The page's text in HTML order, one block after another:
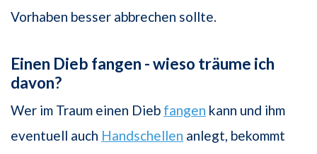
Vorhaben besser abbrechen sollte.
Einen Dieb fangen - wieso träume ich
davon?
Wer im Traum einen Dieb fangen kann und ihm
eventuell auch Handschellen anlegt, bekommt